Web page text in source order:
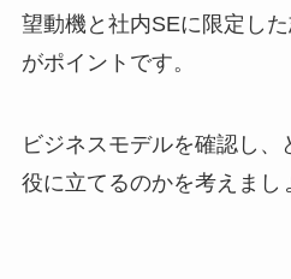
望動機と社内SEに限定し
がポイントです。
ビジネスモデルを確認し
役に立てるのかを考えまし